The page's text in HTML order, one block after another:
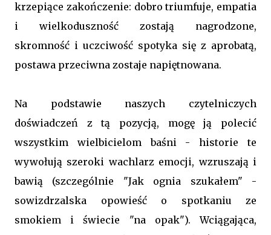
krzepiące zakończenie: dobro triumfuje, empatia
i wielkoduszność zostają nagrodzone,
skromność i uczciwość spotyka się z aprobatą,
postawa przeciwna zostaje napiętnowana.
Na podstawie naszych czytelniczych
doświadczeń z tą pozycją, mogę ją polecić
wszystkim wielbicielom baśni - historie te
wywołują szeroki wachlarz emocji, wzruszają i
bawią (szczególnie "Jak ognia szukałem" -
sowizdrzalska opowieść o spotkaniu ze
smokiem i świecie "na opak"). Wciągająca,